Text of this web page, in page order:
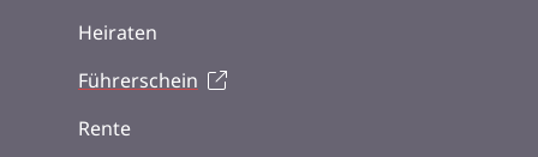
Heiraten
Führerschein
Rente